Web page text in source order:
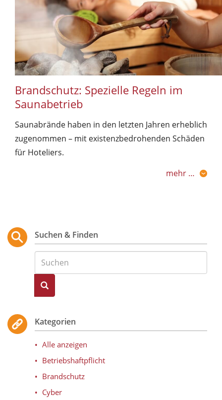
Brandschutz: Spezielle Regeln im
Saunabetrieb
Saunabrände haben in den letzten Jahren erheblich
zugenommen – mit existenzbedrohenden Schäden
für Hoteliers.
mehr …
Suchen & Finden
Suche
Kategorien
Alle anzeigen
Betriebshaftpflicht
Brandschutz
Cyber